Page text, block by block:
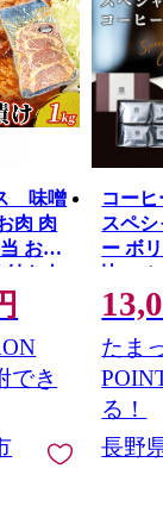
味噌
肉 肉
おか
き肉
ホエ
質 甘
味噌
でき
コー
スペ
ー ボ
比べ
フト
ュラー
ンド
たま
る！
長野